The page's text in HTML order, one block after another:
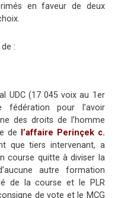
en faveur de deux
:
UDC (17 045 voix au 1er
pour l’avoir
des droits de l’homme
de
l’affaire Perinçek c.
que tiers intervenant, a
course quitte à diviser la
autre formation
de la course et le PLR
de vote et le MCG